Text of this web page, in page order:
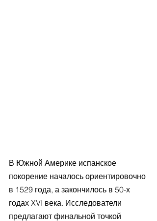
В Южной Америке испанское
покорение началось ориентировочно
в 1529 года, а закончилось в 50-х
годах XVI века. Исследователи
предлагают финальной точкой